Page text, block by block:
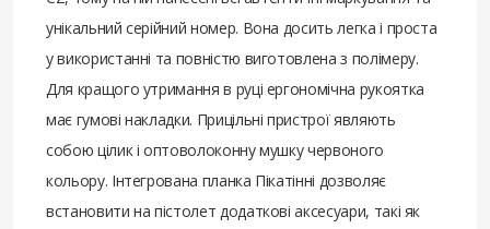
унікальний серійний номер. Вона досить легка і проста
у використанні та повністю виготовлена з полімеру.
Для кращого утримання в руці ергономічна рукоятка
має гумові накладки. Прицільні пристрої являють
собою цілик і оптоволоконну мушку червоного
кольору. Інтегрована планка Пікатінні дозволяє
встановити на пістолет додаткові аксесуари, такі як